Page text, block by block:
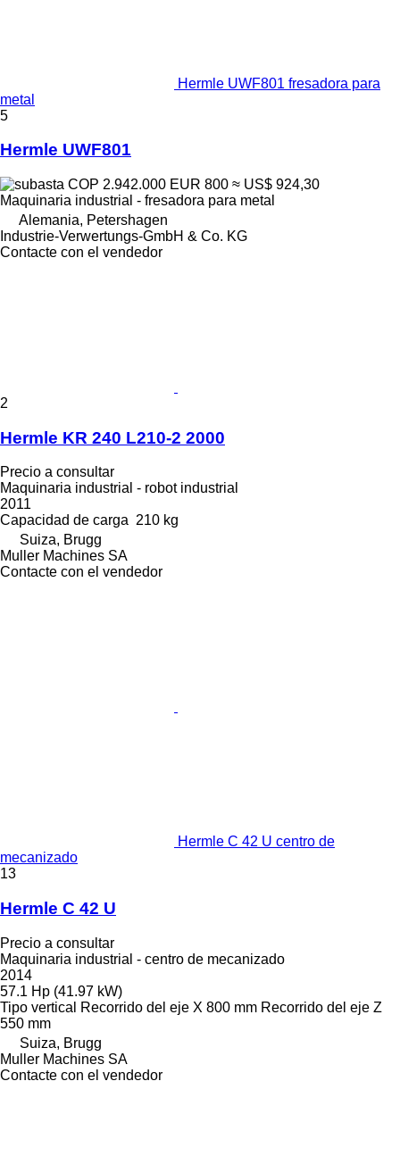
Hermle UWF801 fresadora para
metal
5
Hermle UWF801
COP 2.942.000 EUR 800 ≈ US$ 924,30
Maquinaria industrial - fresadora para metal
Alemania, Petershagen
Industrie-Verwertungs-GmbH & Co. KG
Contacte con el vendedor
2
Hermle KR 240 L210-2 2000
Precio a consultar
Maquinaria industrial - robot industrial
2011
Capacidad de carga 210 kg
Suiza, Brugg
Muller Machines SA
Contacte con el vendedor
Hermle C 42 U centro de
mecanizado
13
Hermle C 42 U
Precio a consultar
Maquinaria industrial - centro de mecanizado
2014
57.1 Hp (41.97 kW)
Tipo vertical Recorrido del eje X 800 mm Recorrido del eje Z
550 mm
Suiza, Brugg
Muller Machines SA
Contacte con el vendedor